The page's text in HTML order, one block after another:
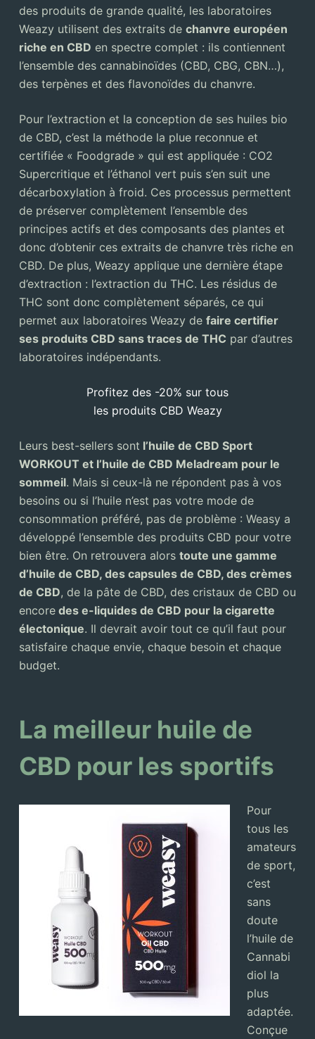
des produits de grande qualité, les laboratoires
Weazy utilisent des extraits de chanvre européen
riche en CBD en spectre complet : ils contiennent
l’ensemble des cannabinoïdes (CBD, CBG, CBN…),
des terpènes et des flavonoïdes du chanvre.
Pour l’extraction et la conception de ses huiles bio
de CBD, c’est la méthode la plue reconnue et
certifiée « Foodgrade » qui est appliquée : CO2
Supercritique et l’éthanol vert puis s’en suit une
décarboxylation à froid. Ces processus permettent
de préserver complètement l’ensemble des
principes actifs et des composants des plantes et
donc d’obtenir ces extraits de chanvre très riche en
CBD. De plus, Weazy applique une dernière étape
d’extraction : l’extraction du THC. Les résidus de
THC sont donc complètement séparés, ce qui
permet aux laboratoires Weazy de faire certifier
ses produits CBD sans traces de THC par d’autres
laboratoires indépendants.
Profitez des -20% sur tous
les produits CBD Weazy
Leurs best-sellers sont l’huile de CBD Sport
WORKOUT et l’huile de CBD Meladream pour le
sommeil. Mais si ceux-là ne répondent pas à vos
besoins ou si l’huile n’est pas votre mode de
consommation préféré, pas de problème : Weasy a
développé l’ensemble des produits CBD pour votre
bien être. On retrouvera alors toute une gamme
d’huile de CBD, des capsules de CBD, des crèmes
de CBD, de la pâte de CBD, des cristaux de CBD ou
encoredes e-liquides de CBD pour la cigarette
électonique. Il devrait avoir tout ce qu’il faut pour
satisfaire chaque envie, chaque besoin et chaque
budget.
La meilleur huile de
CBD pour les sportifs
Pour
tous les
amateurs
de sport,
c’est
sans
doute
l’huile de
Cannabi
diol la
plus
adaptée.
Conçue